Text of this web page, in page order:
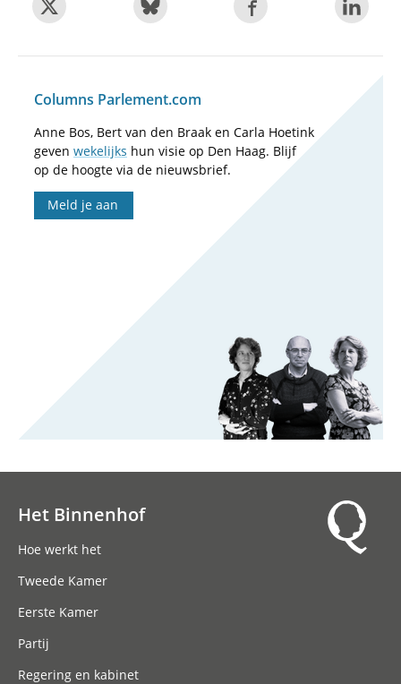
Columns Parlement.com
Anne Bos, Bert van den Braak en Carla Hoetink
geven wekelijks hun visie op Den Haag. Blijf
op de hoogte via de nieuwsbrief.
Meld je aan
Het Binnenhof
Hoe werkt het
Tweede Kamer
Eerste Kamer
Partij
Regering en kabinet